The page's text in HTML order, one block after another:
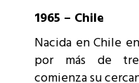
1965 – Chile
Nacida en Chile
por más de
comienza su